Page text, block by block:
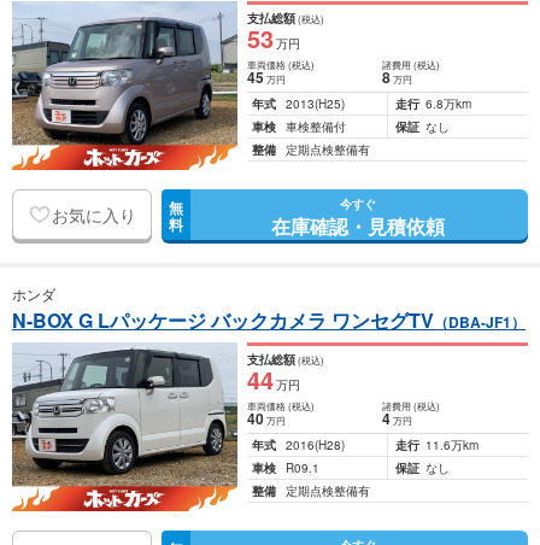
支払総額(税込)
53万円
車両価格(税込)
45万円
諸費用 (税込)
8 万円
年式 2013(H25) 走行 6.8万km
車検 車検整備付 保証 なし
整備 定期点検整備有
お気に入り 無
料
今すぐ
在庫確認・見積依頼
ホンダ
N-BOX G Lパッケージ バックカメラ ワンセグTV （DBA-JF1）
支払総額(税込)
44万円
車両価格(税込)
40万円
諸費用 (税込)
4 万円
年式 2016(H28) 走行 11.6万km
車検
R09.1 保証 なし
整備 定期点検整備有